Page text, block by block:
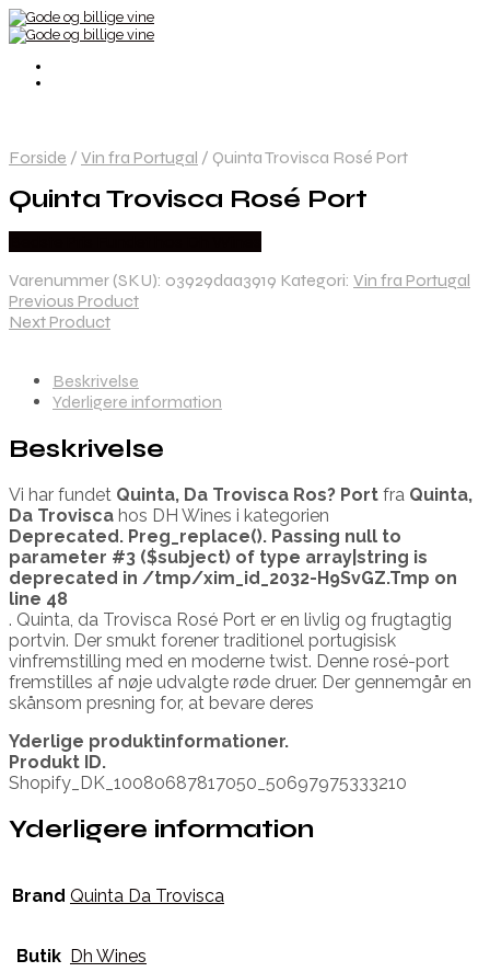
Forside / Vin fra Portugal / Quinta Trovisca Rosé Port
Quinta Trovisca Rosé Port
Varenummer (SKU): 03929daa3919 Kategori: Vin fra Portugal
Previous Product
Next Product
Beskrivelse
Yderligere information
Beskrivelse
Vi har fundet Quinta, Da Trovisca Ros? Port fra Quinta,
Da Trovisca hos DH Wines i kategorien
Deprecated. Preg_replace(). Passing null to
parameter #3 ($subject) of type array|string is
deprecated in /tmp/xim_id_2032-H9SvGZ.Tmp on
line 48
. Quinta, da Trovisca Rosé Port er en livlig og frugtagtig
portvin. Der smukt forener traditionel portugisisk
vinfremstilling med en moderne twist. Denne rosé-port
fremstilles af nøje udvalgte røde druer. Der gennemgår en
skånsom presning for, at bevare deres
Yderlige produktinformationer.
Produkt ID.
Shopify_DK_10080687817050_50697975333210
Yderligere information
Brand Quinta Da Trovisca
Butik Dh Wines